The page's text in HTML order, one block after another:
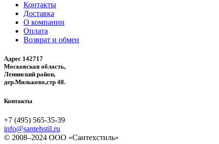
Контакты
Доставка
О компании
Оплата
Возврат и обмен
Адрес 142717
Московская область,
Ленинский район,
дер.Мильково,стр 48.
Контакты
+7 (495) 565-35-39
info@santehstil.ru
© 2008–2024 ООО «Сантехстиль»